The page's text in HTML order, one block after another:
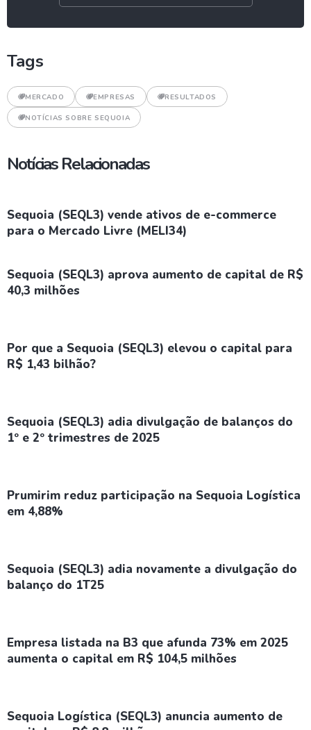
Tags
MERCADO EMPRESAS RESULTADOS
NOTÍCIAS SOBRE SEQUOIA
Notícias Relacionadas
Sequoia (SEQL3) vende ativos de e-commerce
para o Mercado Livre (MELI34)
Sequoia (SEQL3) aprova aumento de capital de R$
40,3 milhões
Por que a Sequoia (SEQL3) elevou o capital para
R$ 1,43 bilhão?
Sequoia (SEQL3) adia divulgação de balanços do
1º e 2º trimestres de 2025
Prumirim reduz participação na Sequoia Logística
em 4,88%
Sequoia (SEQL3) adia novamente a divulgação do
balanço do 1T25
Empresa listada na B3 que afunda 73% em 2025
aumenta o capital em R$ 104,5 milhões
Sequoia Logística (SEQL3) anuncia aumento de